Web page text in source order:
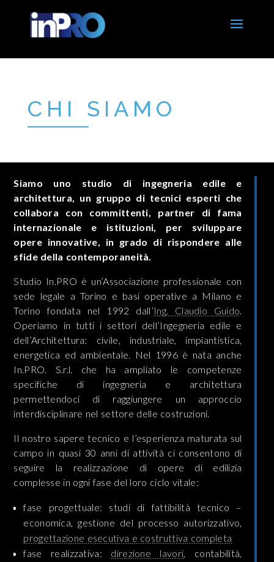
CHI SIAMO
Siamo uno studio di ingegneria edile e
architettura, un gruppo di tecnici esperti che
collabora con committenti, partner di fama
internazionale e istituzioni, per sviluppare
opere innovative, in grado di rispondere alle
sfide della contemporaneità.
Studio In.PRO è un’Associazione professionale con
sede legale a Torino e basi operative a Milano e
Torino fondata nel 1992 dall’Ing. Claudio Guido.
Operiamo in tutti i settori dell’Ingegneria edile e
dell’Architettura: civile, industriale, impiantistica,
energetica ed ambientale. Nel 1996 è nata anche
In.PRO. S.r.l. che ha ampliato le competenze
specifiche di ingegneria e architettura
permettendoci di raggiungere un approccio
interdisciplinare nel settore delle costruzioni.
Il nostro sapere tecnico e l’esperienza maturata sul
campo in quasi 30 anni di attività ci consentono di
seguire la realizzazione di opere di edilizia
complesse in ogni fase del loro ciclo vitale:
fase progettuale: studi di fattibilità tecnico –
economica, gestione del processo autorizzativo,
progettazione esecutiva e costruttiva completa
fase realizzativa: direzione lavori, contabilità,